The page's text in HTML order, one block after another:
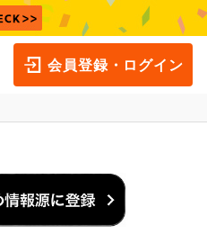
会員登録・ログイン